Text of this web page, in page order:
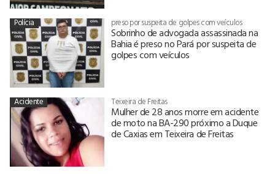
Polícia preso por suspeita de golpes com veículos
Sobrinho de advogada assassinada na
Bahia é preso no Pará por suspeita de
golpes com veículos
Acidente Teixeira de Freitas
Mulher de 28 anos morre em acidente
de moto na BA-290 próximo a Duque
de Caxias em Teixeira de Freitas